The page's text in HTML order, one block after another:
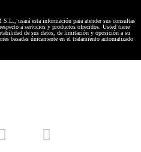
usará esta información para atender sus consultas
a servicios y productos ofrecidos. Usted tiene
de sus datos, de limitación y oposición a su
basadas únicamente en el tratamiento automatizado